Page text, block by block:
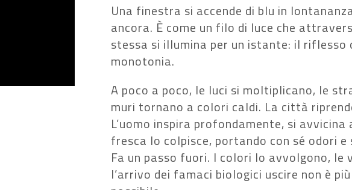
Una finestra si accende di blu in
ancora. È come un filo di luce che
stessa si illumina per un istante: il
monotonia.
A poco a poco, le luci si moltiplicano, le
muri tornano a colori caldi. La città
L’uomo inspira profondamente, si
fresca lo colpisce, portando con sé odori
Fa un passo fuori. I colori lo avvolgono, le
l’arrivo dei famaci biologici uscire non è